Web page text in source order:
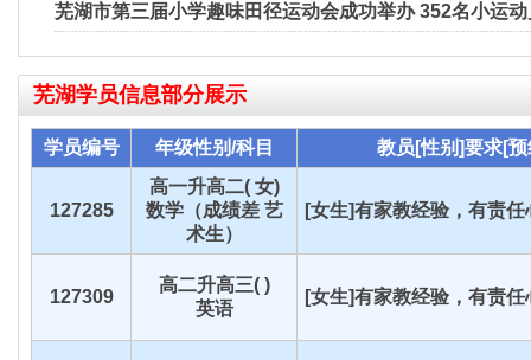
芜湖市第三届小学趣味田径运动会成功举办 352名小运
芜湖学员信息部分展示
学员编号 年级性别/科目 教员[性别]要求[
127285
高一升高二( 女)
数学（成绩差 艺
术生）
[女生]有家教经验，有责任
127309
高二升高三( )
英语
[女生]有家教经验，有责任